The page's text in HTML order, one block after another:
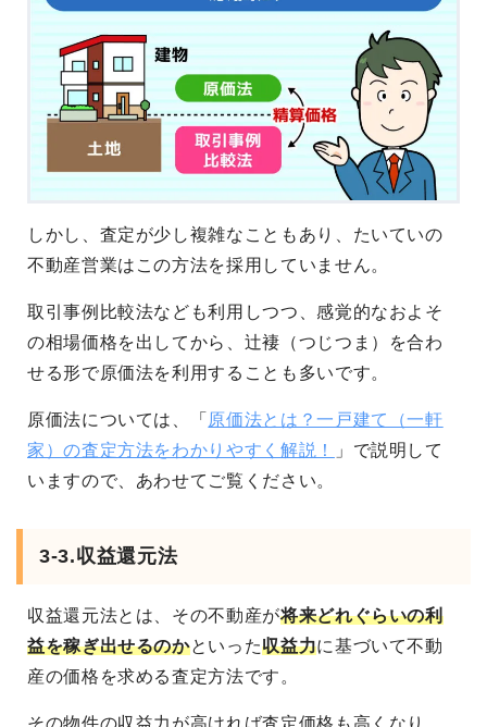
しかし、査定が少し複雑なこともあり、たいていの
不動産営業はこの方法を採用していません。
取引事例比較法なども利用しつつ、感覚的なおよそ
の相場価格を出してから、辻褄（つじつま）を合わ
せる形で原価法を利用することも多いです。
原価法については、「 原価法とは？一戸建て（一軒
家）の査定方法をわかりやすく解説！
」で説明して
いますので、あわせてご覧ください。
3-3.収益還元法
収益還元法とは、その不動産が将来どれぐらいの利
益を稼ぎ出せるのかといった収益力に基づいて不動
産の価格を求める査定方法です。